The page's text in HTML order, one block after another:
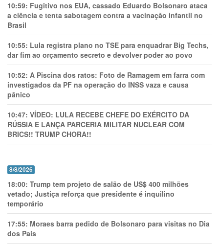
10:59: Fugitivo nos EUA, cassado Eduardo Bolsonaro ataca
a ciência e tenta sabotagem contra a vacinação infantil no
Brasil
10:55: Lula registra plano no TSE para enquadrar Big Techs,
dar fim ao orçamento secreto e devolver poder ao povo
10:52: A Piscina dos ratos: Foto de Ramagem em farra com
investigados da PF na operação do INSS vaza e causa
pânico
10:47: VÍDEO: LULA RECEBE CHEFE DO EXÉRCITO DA
RÚSSIA E LANÇA PARCERIA MILITAR NUCLEAR COM
BRICS!! TRUMP CHORA!!
8/8/2026
18:00: Trump tem projeto de salão de US$ 400 milhões
vetado; Justiça reforça que presidente é inquilino
temporário
17:55: Moraes barra pedido de Bolsonaro para visitas no Dia
dos Pais